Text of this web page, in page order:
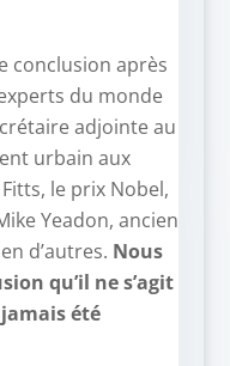
conclusion après
du monde
adjointe au
urbain aux
le prix Nobel,
Yeadon, ancien
d’autres. Nous
qu’il ne s’agit
jamais été